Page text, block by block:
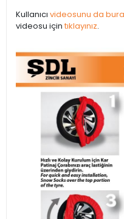
Kullanıcı videosunu da
videosu için tıklayınız.